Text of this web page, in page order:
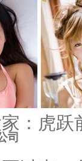
司
：虎跃